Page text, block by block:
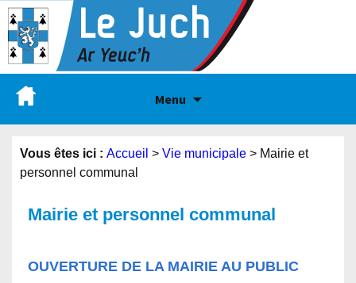
Menu
Vous êtes ici : Accueil > Vie municipale > Mairie et
personnel communal
Mairie et personnel communal
OUVERTURE DE LA MAIRIE AU PUBLIC